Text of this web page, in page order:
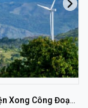
Xong Công Đoạn